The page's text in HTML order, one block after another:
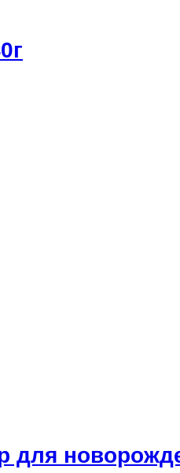
для